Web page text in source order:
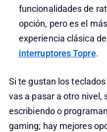
funcionalidades de
opción, pero es el
experiencia clásica
interruptores Topre.
Si te gustan los
vas a pasar a otro nivel,
escribiendo o
gaming; hay mejores